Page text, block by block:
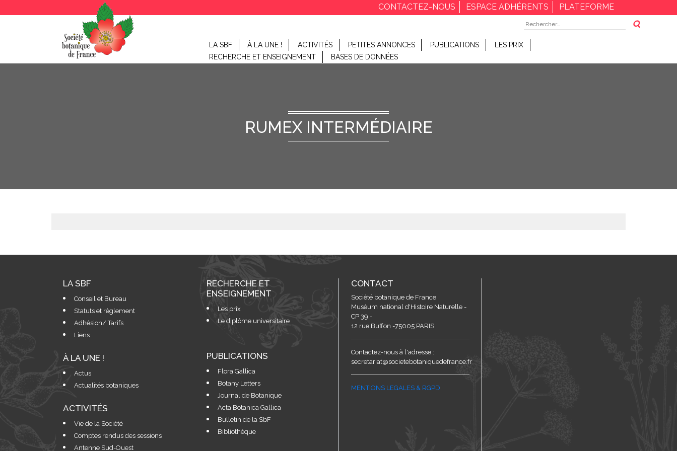
CONTACTEZ-NOUS ESPACE ADHÉRENTS
PLATEFORME
Rechercher :
LA SBF À LA UNE ! ACTIVITÉS PETITES ANNONCES PUBLICATIONS
LES PRIX
RECHERCHE ET ENSEIGNEMENT
BASES DE DONNÉES
RUMEX INTERMÉDIAIRE
LA SBF
Conseil et Bureau
Statuts et règlement
Adhésion/ Tarifs
Liens
À LA UNE !
Actus
Actualités botaniques
ACTIVITÉS
Vie de la Société
Comptes rendus des sessions
Antenne Sud-Ouest
RECHERCHE ET
ENSEIGNEMENT
Les prix
Le diplôme universitaire
PUBLICATIONS
Flora Gallica
Botany Letters
Journal de Botanique
Acta Botanica Gallica
Bulletin de la SbF
Bibliothèque
CONTACT
Société botanique de France
Muséum national d'Histoire Naturelle -
CP 39 -
12 rue Buffon -75005 PARIS
Contactez-nous à l'adresse :
secretariat@societebotaniquedefrance.fr
MENTIONS LEGALES & RGPD